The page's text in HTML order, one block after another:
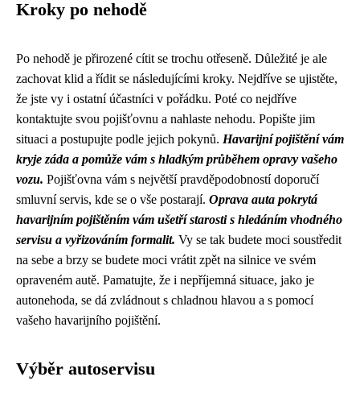
Kroky po nehodě
Po nehodě je přirozené cítit se trochu otřeseně. Důležité je ale
zachovat klid a řídit se následujícími kroky. Nejdříve se ujistěte,
že jste vy i ostatní účastníci v pořádku. Poté co nejdříve
kontaktujte svou pojišťovnu a nahlaste nehodu. Popište jim
situaci a postupujte podle jejich pokynů. Havarijní pojištění vám
kryje záda a pomůže vám s hladkým průběhem opravy vašeho
vozu. Pojišťovna vám s největší pravděpodobností doporučí
smluvní servis, kde se o vše postarají. Oprava auta pokrytá
havarijním pojištěním vám ušetří starosti s hledáním vhodného
servisu a vyřizováním formalit. Vy se tak budete moci soustředit
na sebe a brzy se budete moci vrátit zpět na silnice ve svém
opraveném autě. Pamatujte, že i nepříjemná situace, jako je
autonehoda, se dá zvládnout s chladnou hlavou a s pomocí
vašeho havarijního pojištění.
Výběr autoservisu